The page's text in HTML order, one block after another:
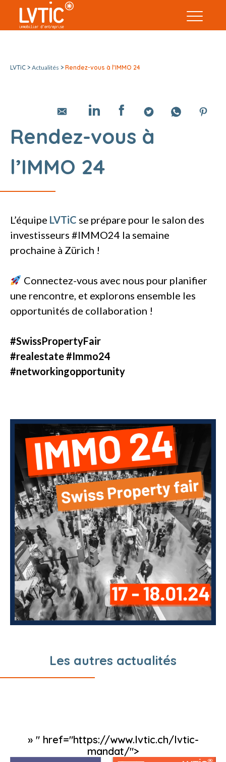
LVTiC > Actualités > Rendez-vous à l’IMMO 24
Rendez-vous à
l’IMMO 24
L’équipe LVTiC se prépare pour le salon des
investisseurs #IMMO24 la semaine
prochaine à Zürich !
Connectez-vous avec nous pour planifier
une rencontre, et explorons ensemble les
opportunités de collaboration !
#SwissPropertyFair
#realestate #Immo24
#networkingopportunity
Les autres actualités
» " href="https://www.lvtic.ch/lvtic-
mandat/">